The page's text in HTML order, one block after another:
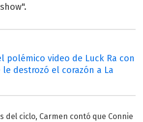
polémico video de Luck Ra con
destrozó el corazón a La
del ciclo, Carmen contó que Connie